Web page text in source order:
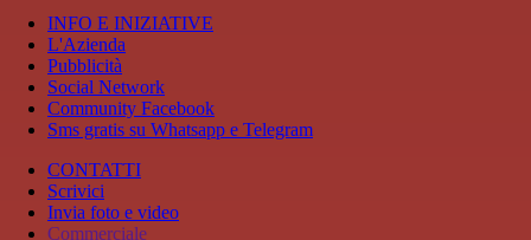
INFO E INIZIATIVE
L'Azienda
Pubblicità
Social Network
Community Facebook
Sms gratis su Whatsapp e Telegram
CONTATTI
Scrivici
Invia foto e video
Commerciale